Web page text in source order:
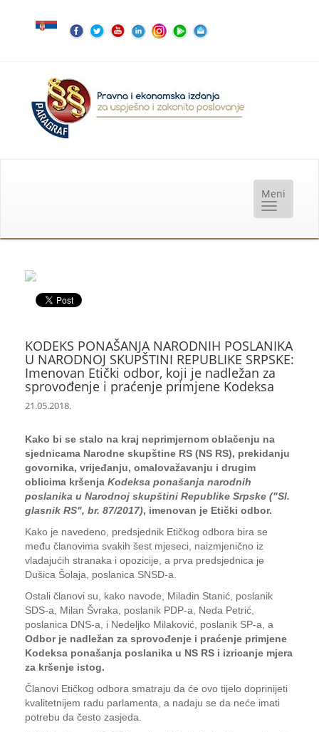
KODEKS PONAŠANJA NARODNIH POSLANIKA
U NARODNOJ SKUPŠTINI REPUBLIKE SRPSKE:
Imenovan Etički odbor, koji je nadležan za
sprovođenje i praćenje primjene Kodeksa
21.05.2018.
Kako bi se stalo na kraj neprimjernom oblačenju na
sjednicama Narodne skupštine RS (NS RS), prekidanju
govornika, vrijeđanju, omalovažavanju i drugim
oblicima kršenja Kodeksa ponašanja narodnih
poslanika u Narodnoj skupštini Republike Srpske ("Sl.
glasnik RS", br. 87/2017), imenovan je Etički odbor.
Kako je navedeno, predsjednik Etičkog odbora bira se
među članovima svakih šest mjeseci, naizmjenično iz
vladajućih stranaka i opozicije, a prva predsjednica je
Dušica Šolaja, poslanica SNSD-a.
Ostali članovi su, kako navode, Miladin Stanić, poslanik
SDS-a, Milan Švraka, poslanik PDP-a, Neda Petrić,
poslanica DNS-a, i Nedeljko Milaković, poslanik SP-a, a
Odbor je nadležan za sprovođenje i praćenje primjene
Kodeksa ponašanja poslanika u NS RS i izricanje mjera
za kršenje istog.
Članovi Etičkog odbora smatraju da će ovo tijelo doprinijeti
kvalitetnijem radu parlamenta, a nadaju se da neće imati
potrebu da često zasjeda.